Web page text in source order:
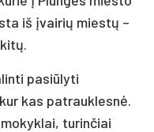
iš įvairių miestų –
pasiūlyti
kas patrauklesnė.
turinčiai